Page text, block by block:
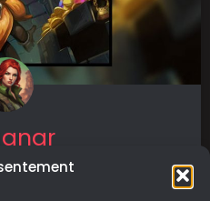
plateforme sorti le